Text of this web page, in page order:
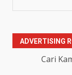
ADVERTISING
Cari